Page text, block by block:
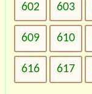
602 603
609 610
616 617